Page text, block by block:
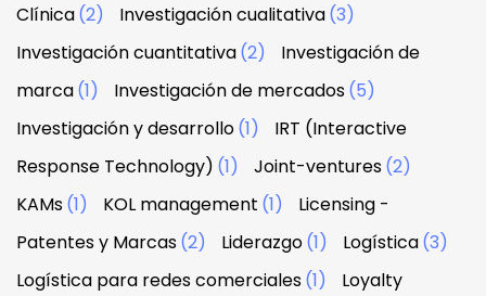
Clínica(2) Investigación cualitativa(3)
Investigación cuantitativa(2)
Investigación de
marca(1) Investigación de mercados(5)
Investigación y desarrollo(1)
IRT (Interactive
Response Technology) (1) Joint-ventures(2)
KAMs(1) KOL management (1)
Licensing -
Patentes y Marcas(2) Liderazgo(1) Logística(3)
Logística para redes comerciales(1)
Loyalty